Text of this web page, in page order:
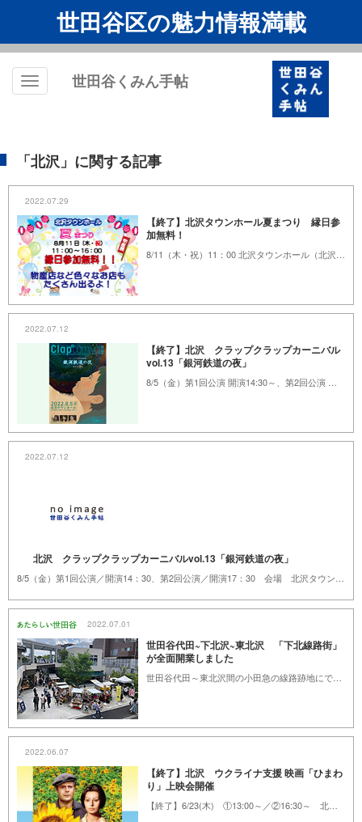
世田谷区の魅力情報満載
Toggle
世田谷くみん手帖
「北沢」に関する記事
2022.07.29
【終了】北沢タウンホール夏まつり 縁日参
加無料！
2022.07.12
【終了】北沢 クラップクラップカーニバル
vol.13「銀河鉄道の夜」
2022.07.12
北沢 クラップクラップカーニバルvol.13「銀河鉄道の夜」
2022.07.01
世田谷代田~下北沢~東北沢 「下北線路街」
が全面開業しました
2022.06.07
【終了】北沢 ウクライナ支援 映画「ひまわ
り」上映会開催